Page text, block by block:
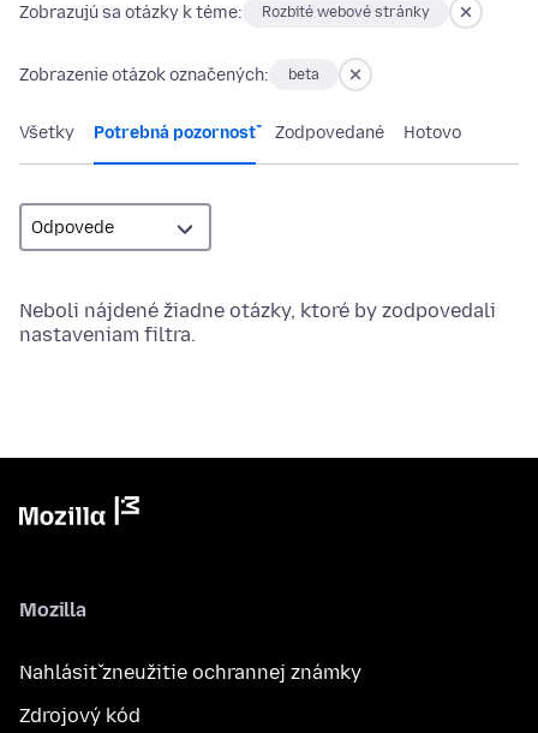
Zobrazujú sa otázky k téme: Rozbité webové stránky
Zobrazenie otázok označených: beta
Všetky Potrebná pozornosť Zodpovedané Hotovo
Neboli nájdené žiadne otázky, ktoré by zodpovedali
nastaveniam filtra.
Mozilla
Nahlásiť zneužitie ochrannej známky
Zdrojový kód